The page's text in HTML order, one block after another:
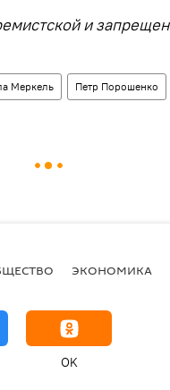
и
Меркель Петр Порошенко
ЭКОНОМИКА
OK